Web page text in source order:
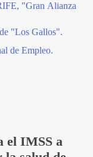
"Gran Alianza
"Los Gallos".
de Empleo.
el IMSS a